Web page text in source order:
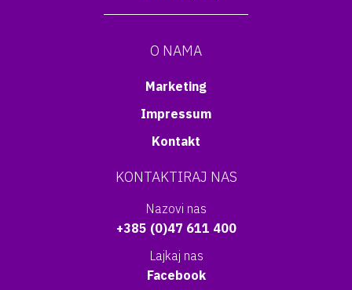
O NAMA
Marketing
Impressum
Kontakt
KONTAKTIRAJ NAS
Nazovi nas
+385 (0)47 611 400
Lajkaj nas
Facebook